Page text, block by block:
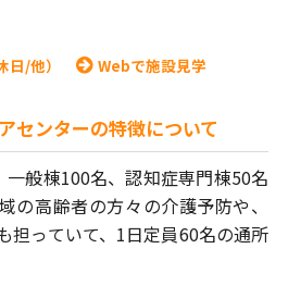
/他） Webで施設見学
センターの特徴について
一般棟100名、認知症専門棟50名
の高齢者の方々の介護予防や、
っていて、 1日定員60名の通所